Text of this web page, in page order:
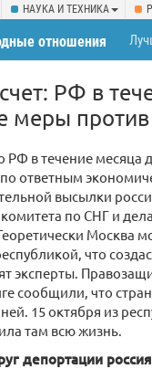
НАУКА И ТЕХНИКА
отношения
РФ в
меры
РФ в течение месяца
ответным
высылки
по СНГ и
Москва
что
эксперты.
сообщили, что
15 октября из
там всю жизнь.
депортации